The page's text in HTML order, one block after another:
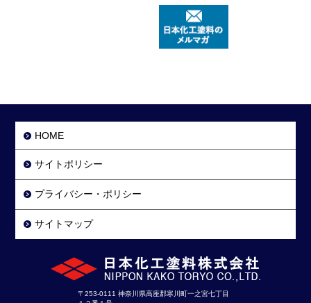
HOME
サイトポリシー
プライバシー・ポリシー
サイトマップ
〒253-0111 神奈川県高座郡寒川町一之宮七丁目